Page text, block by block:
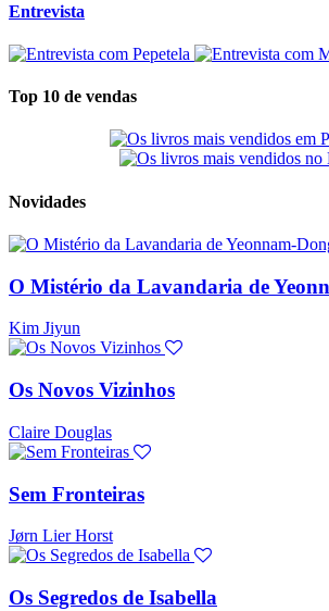
Entrevista
Top 10 de vendas
Novidades
O Mistério da Lavandaria de
Kim Jiyun
Os Novos Vizinhos
Claire Douglas
Sem Fronteiras
Jørn Lier Horst
Os Segredos de Isabella